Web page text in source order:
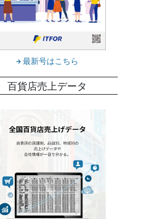
最新号はこちら
百貨店売上データ